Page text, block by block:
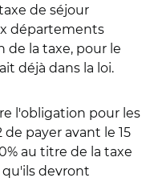
de séjour
départements
de la taxe, pour le
déjà dans la loi.
l'obligation pour les
payer avant le 15
au titre de la taxe
qu'ils devront